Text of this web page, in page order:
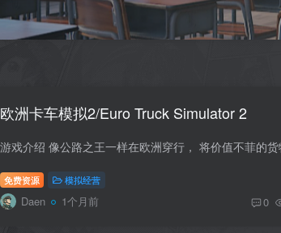
欧洲卡车模拟2/Euro Truck Simulator 2
免费资源 模拟经营
Daen 1个月前 0